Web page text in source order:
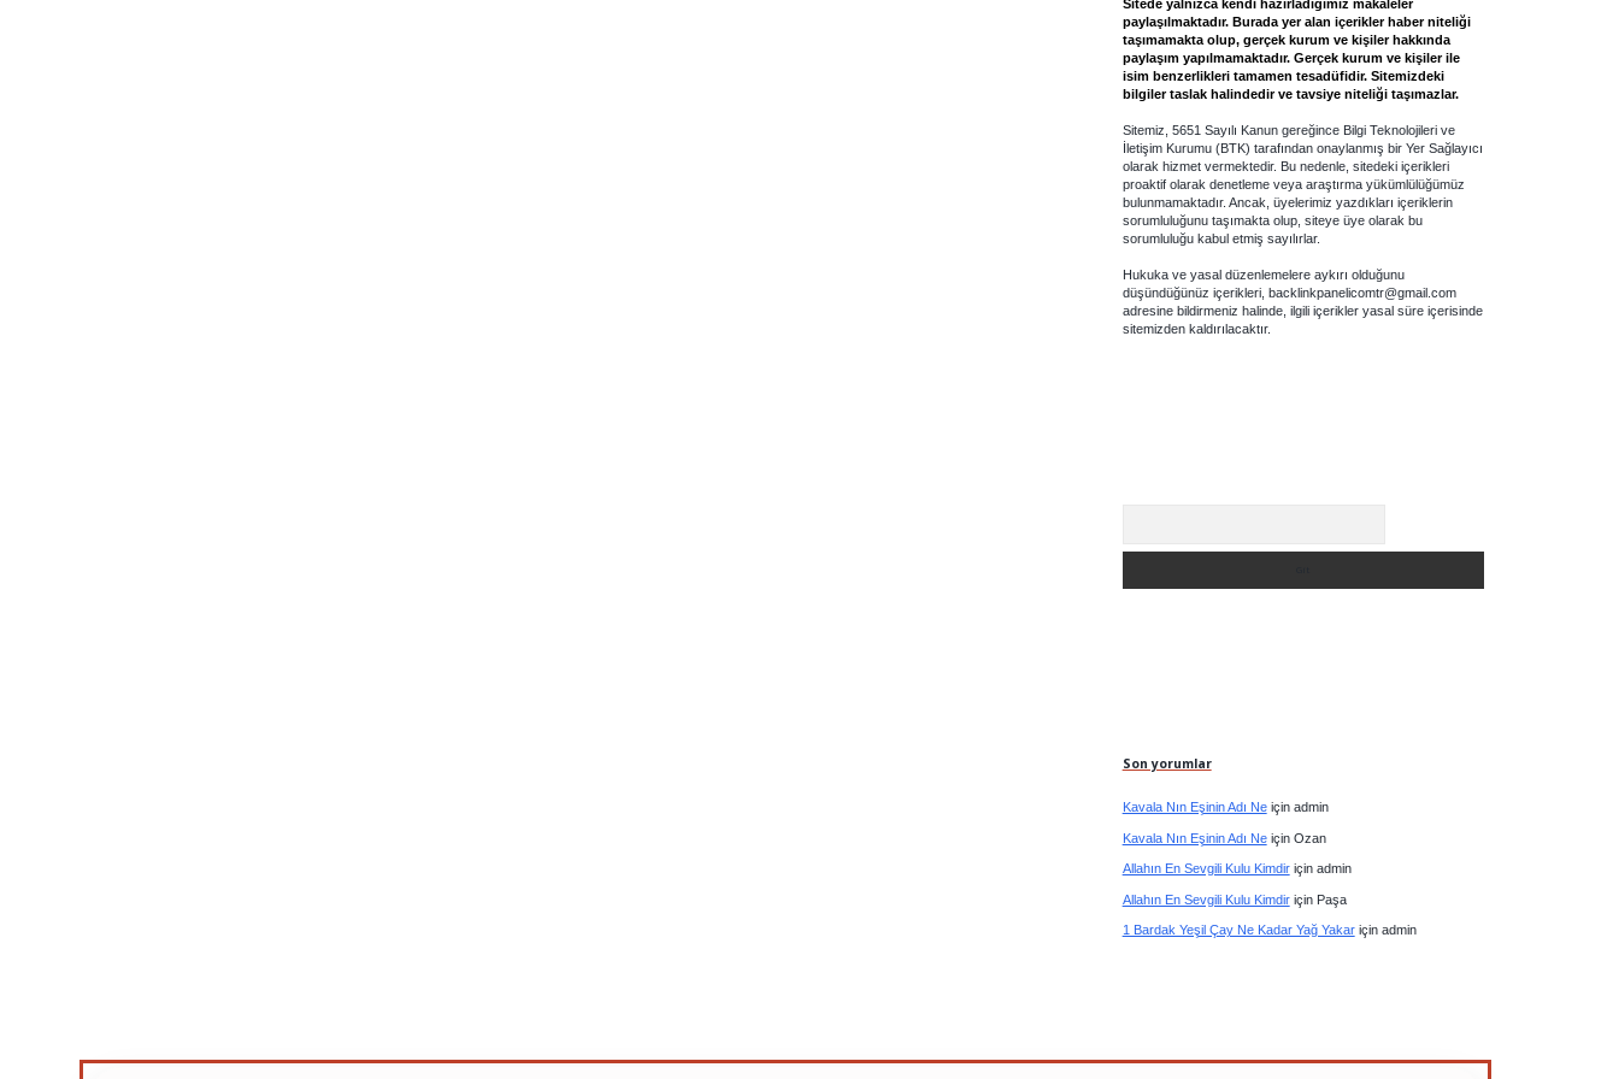
Sitede yalnızca kendi hazırladığımız makaleler
paylaşılmaktadır. Burada yer alan içerikler haber niteliği
taşımamakta olup, gerçek kurum ve kişiler hakkında
paylaşım yapılmamaktadır. Gerçek kurum ve kişiler ile
isim benzerlikleri tamamen tesadüfidir. Sitemizdeki
bilgiler taslak halindedir ve tavsiye niteliği taşımazlar.
Sitemiz, 5651 Sayılı Kanun gereğince Bilgi Teknolojileri ve
İletişim Kurumu (BTK) tarafından onaylanmış bir Yer Sağlayıcı
olarak hizmet vermektedir. Bu nedenle, sitedeki içerikleri
proaktif olarak denetleme veya araştırma yükümlülüğümüz
bulunmamaktadır. Ancak, üyelerimiz yazdıkları içeriklerin
sorumluluğunu taşımakta olup, siteye üye olarak bu
sorumluluğu kabul etmiş sayılırlar.
Hukuka ve yasal düzenlemelere aykırı olduğunu
düşündüğünüz içerikleri, backlinkpanelicomtr@gmail.com
adresine bildirmeniz halinde, ilgili içerikler yasal süre içerisinde
sitemizden kaldırılacaktır.
Son yorumlar
Kavala Nın Eşinin Adı Neiçin admin
Kavala Nın Eşinin Adı Neiçin Ozan
Allahın En Sevgili Kulu Kimdiriçin admin
Allahın En Sevgili Kulu Kimdiriçin Paşa
1 Bardak Yeşil Çay Ne Kadar Yağ Yakariçin admin